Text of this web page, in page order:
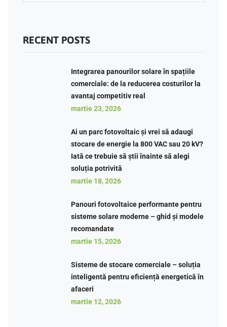
RECENT POSTS
Integrarea panourilor solare în spațiile
comerciale: de la reducerea costurilor la
avantaj competitiv real
martie 23, 2026
Ai un parc fotovoltaic și vrei să adaugi
stocare de energie la 800 VAC sau 20 kV?
Iată ce trebuie să știi înainte să alegi
soluția potrivită
martie 18, 2026
Panouri fotovoltaice performante pentru
sisteme solare moderne – ghid și modele
recomandate
martie 15, 2026
Sisteme de stocare comerciale – soluția
inteligentă pentru eficiență energetică în
afaceri
martie 12, 2026